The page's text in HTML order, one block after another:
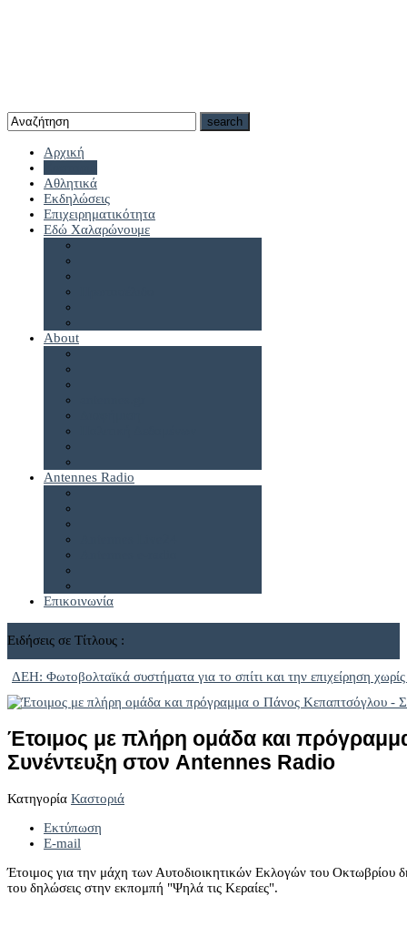
Αρχική
Αθλητικά
Εκδηλώσεις
Επιχειρηματικότητα
Εδώ Χαλαρώνουμε
About
Antennes Radio
Επικοινωνία
Ειδήσεις σε Τίτλους :
ΔΕΗ: Φωτοβολταϊκά συστήματα για το σπίτι και την επιχείρηση
Έτοιμος με πλήρη ομάδα και
Συνέντευξη στον Antennes Radio
Κατηγορία Καστοριά
Εκτύπωση
E-mail
Έτοιμος για την μάχη των Αυτοδιοικητικών Εκλογών του Οκτωβρίου
του δηλώσεις στην εκπομπή "Ψηλά τις Κεραίες".